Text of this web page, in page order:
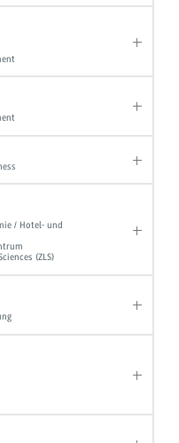
/ Hotel- und
(ZLS)